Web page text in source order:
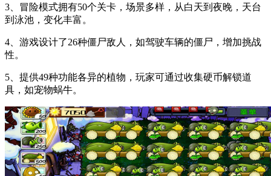
3、冒险模式拥有50个关卡，场景多样，从白天到夜晚，天台
到泳池，变化丰富。
4、游戏设计了26种僵尸敌人，如驾驶车辆的僵尸，增加挑战
性。
5、提供49种功能各异的植物，玩家可通过收集硬币解锁道
具，如宠物蜗牛。